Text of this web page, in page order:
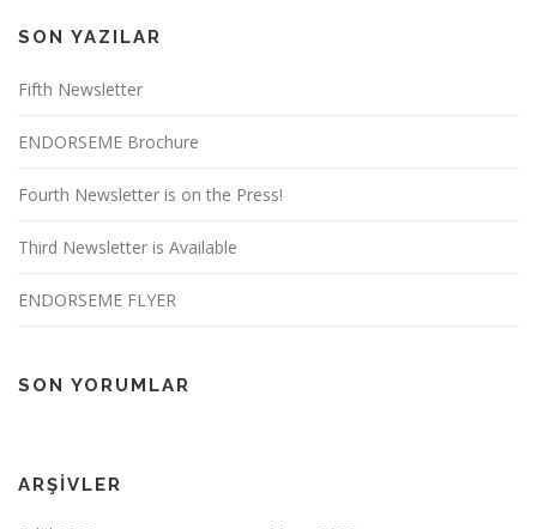
SON YAZILAR
Fifth Newsletter
ENDORSEME Brochure
Fourth Newsletter is on the Press!
Third Newsletter is Available
ENDORSEME FLYER
SON YORUMLAR
ARŞIVLER